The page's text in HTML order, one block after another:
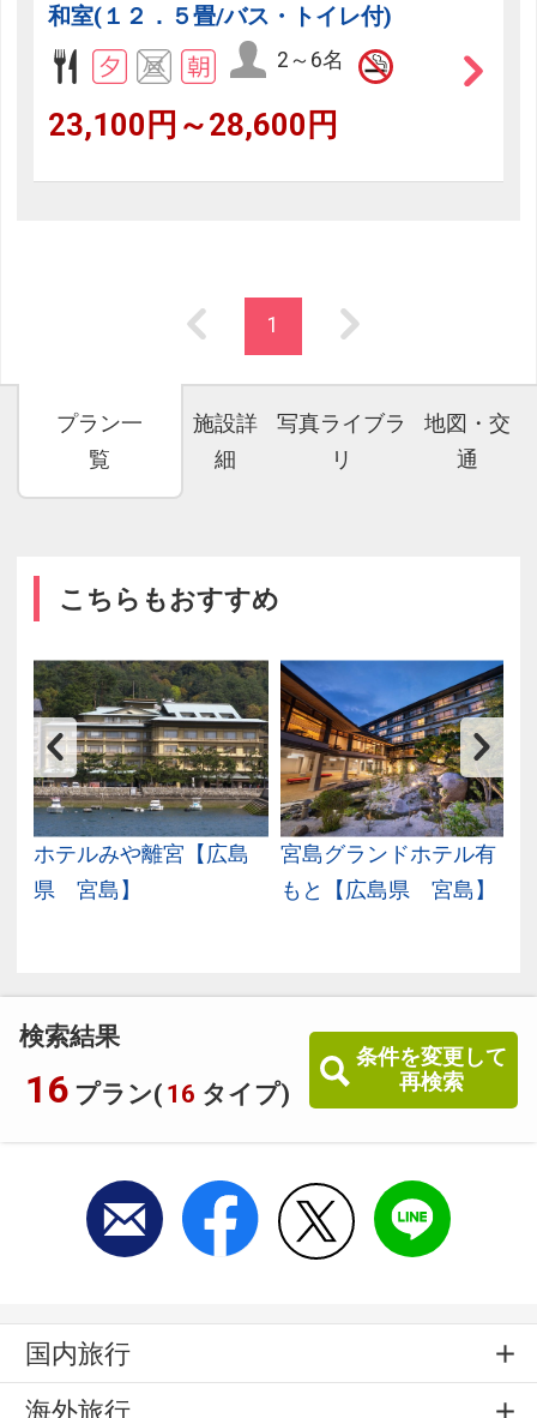
検索結果
16 プラン( 16 タイプ)
条件を変更して
再検索
和室(１２．５畳/バス・トイレ付)
2～6名
23,100円～28,600円
1
プラン一
覧
施設詳
細
写真ライブラ
リ
地図・交
通
こちらもおすすめ
ホテルみや離宮【広島
県 宮島】
宮島グランドホテル有
もと【広島県 宮島】
国内旅行
海外旅行